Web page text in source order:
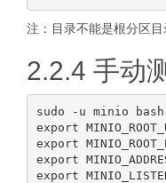
注：目录不能是根分区
2.2.4 手动
sudo -u minio
export
export
export
export